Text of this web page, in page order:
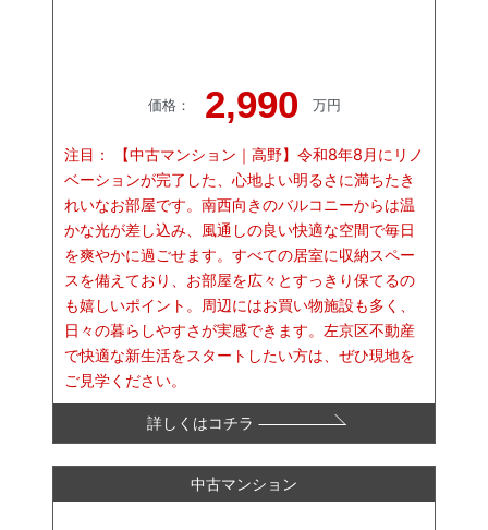
価格： 2,990 万円
注目：
【中古マンション｜高野】令和8年8月にリノ
ベーションが完了した、心地よい明るさに満ちたき
れいなお部屋です。南西向きのバルコニーからは温
かな光が差し込み、風通しの良い快適な空間で毎日
を爽やかに過ごせます。すべての居室に収納スペー
スを備えており、お部屋を広々とすっきり保てるの
も嬉しいポイント。周辺にはお買い物施設も多く、
日々の暮らしやすさが実感できます。左京区不動産
で快適な新生活をスタートしたい方は、ぜひ現地を
ご見学ください。
詳しくはコチラ
中古マンション